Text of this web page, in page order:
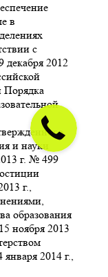
в
с
декабря 2012
Порядка
и науки
г. № 499
г.,
образования
ноября 2013
2014 г.,